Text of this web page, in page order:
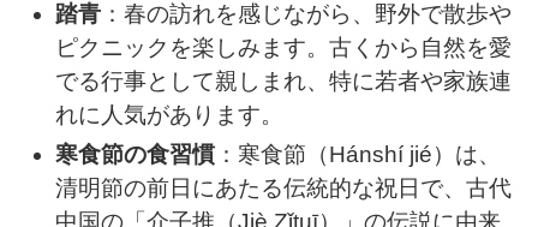
踏青 ：春の訪れを感じながら、野外で散歩や
ピクニックを楽しみます。古くから自然を愛
でる行事として親しまれ、特に若者や家族連
れに人気があります。
寒食節の食習慣 ：寒食節（Hánshí jié）は、
清明節の前日にあたる伝統的な祝日で、古代
中国の「介子推（Jiè Zǐtuī）」の伝説に由来